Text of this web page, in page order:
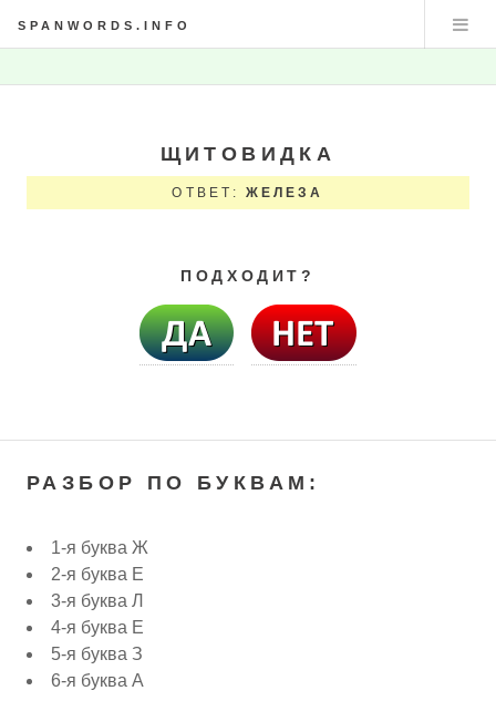
SPANWORDS.INFO
ЩИТОВИДКА
ОТВЕТ:ЖЕЛЕЗА
ПОДХОДИТ?
РАЗБОР ПО БУКВАМ:
1-я буква Ж
2-я буква Е
3-я буква Л
4-я буква Е
5-я буква З
6-я буква А